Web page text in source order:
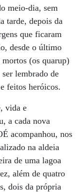
meio-dia, sem
tarde, depois da
que ficaram
desde o último
(os quarup)
lembrado de
feitos heróicos.
vida e
a cada nova
acompanhou, nos
na aldeia
de uma lagoa
além de quatro
dois da própria